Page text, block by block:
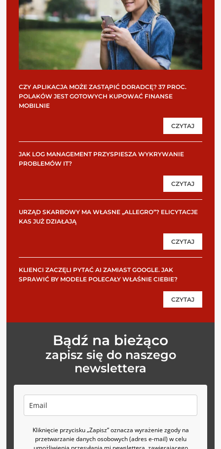
CZY APLIKACJA MOŻE ZASTĄPIĆ DORADCĘ? 37 PROC.
POLAKÓW JEST GOTOWYCH KUPOWAĆ FINANSE
MOBILNIE
CZYTAJ
JAK LOG MANAGEMENT PRZYSPIESZA WYKRYWANIE
PROBLEMÓW IT?
CZYTAJ
URZĄD SKARBOWY MA WŁASNE „ALLEGRO”? ELICYTACJE
KAS JUŻ DZIAŁAJĄ
CZYTAJ
KLIENCI ZACZĘLI PYTAĆ AI ZAMIAST GOOGLE. JAK
SPRAWIĆ BY MODELE POLECAŁY WŁAŚNIE CIEBIE?
CZYTAJ
Bądź na bieżąco
zapisz się do naszego
newslettera
Kliknięcie przycisku „Zapisz” oznacza wyrażenie zgody na
przetwarzanie danych osobowych (adres e-mail) w celu